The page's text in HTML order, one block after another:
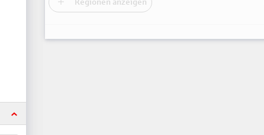
Regionen anzeigen